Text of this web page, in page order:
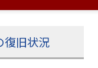
復旧状況